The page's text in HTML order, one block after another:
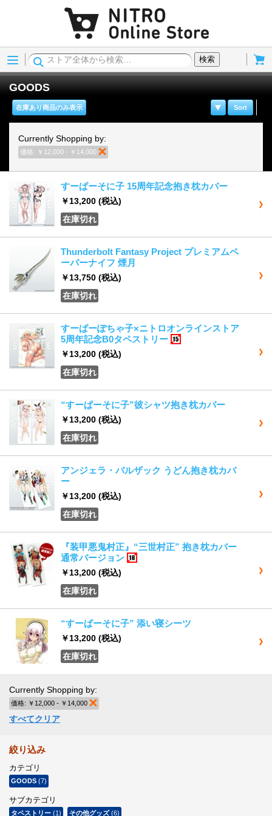
Menu
検索
GOODS
Sort
在庫あり商品のみ表示
Currently Shopping by:
価格: ￥12,000 - ￥14,000
すーぱーそに子 15周年記念抱き枕カバー
￥13,200 (税込)
在庫切れ
Thunderbolt Fantasy Project プレミアムペ
ーパーナイフ 煙月
￥13,750 (税込)
在庫切れ
すーぱーぽちゃ子×ニトロオンラインストア
5周年記念B0タペストリー
￥13,200 (税込)
在庫切れ
“すーぱーそに子”彼シャツ抱き枕カバー
￥13,200 (税込)
在庫切れ
アンジェラ・バルザック うどん抱き枕カバ
ー
￥13,200 (税込)
在庫切れ
『装甲悪鬼村正』“三世村正” 抱き枕カバー
通常バージョン
￥13,200 (税込)
在庫切れ
“すーぱーそに子” 添い寝シーツ
￥13,200 (税込)
在庫切れ
Currently Shopping by:
価格: ￥12,000 - ￥14,000
すべてクリア
絞り込み
カテゴリ
GOODS (7)
サブカテゴリ
タペストリー (1) その他グッズ(6)